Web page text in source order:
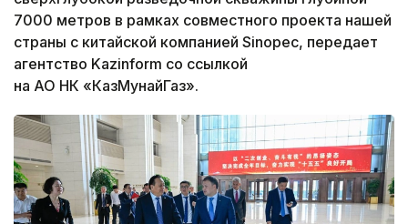
7000 метров в рамках совместного проекта нашей
страны с китайской компанией Sinopec, передает
агентство Kazinform со ссылкой
на АО НК «КазМунайГаз».